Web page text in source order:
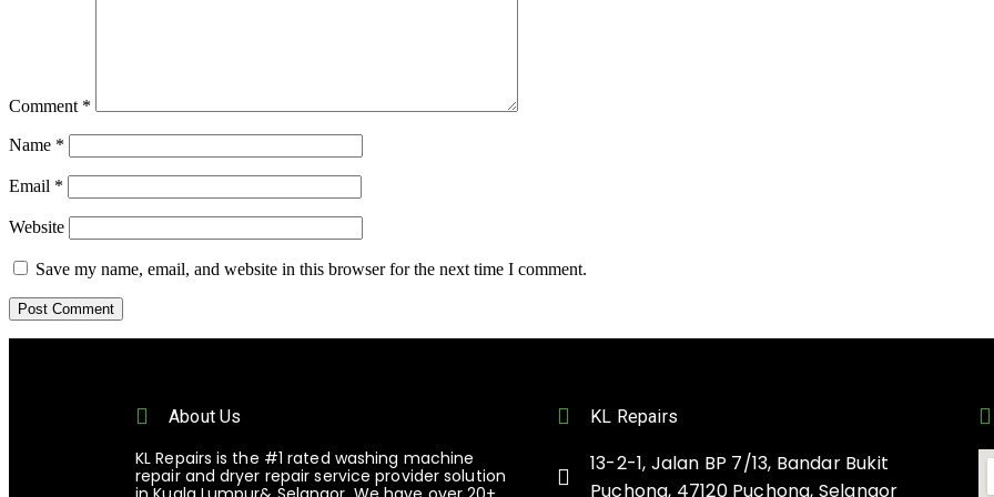
Comment *
Name *
Email *
Website
Save my name, email, and website in this browser for the next time I comment.
About Us
KL Repairs is the #1 rated washing machine
repair and dryer repair service provider solution
KL Repairs
13-2-1, Jalan BP 7/13, Bandar Bukit
Puchong, 47120 Puchong, Selangor